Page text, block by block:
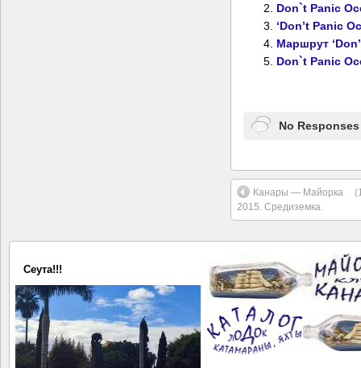
Don`t Panic
‘Don’t Panic
Маршрут
Don`t Panic
No Responses
Канары — Майорка
2015. Средиземка.
Сеута!!!